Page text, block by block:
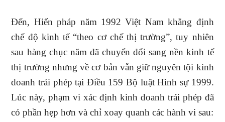
Đến, Hiến pháp năm 1992 Việt Nam khẳng định
chế độ kinh tế “theo cơ chế thị trường”, tuy nhiên
sau hàng chục năm đã chuyển đổi sang nền kinh tế
thị trường nhưng về cơ bản vẫn giữ nguyên tội kinh
doanh trái phép tại Điều 159 Bộ luật Hình sự 1999.
Lúc này, phạm vi xác định kinh doanh trái phép đã
có phần hẹp hơn và chỉ xoay quanh các hành vi sau: